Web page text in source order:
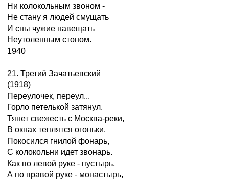
Ни колокольным звоном -
Не стану я людей смущать
И сны чужие навещать
Неутоленным стоном.
1940
21. Третий Зачатьевский
(1918)
Переулочек, переул...
Горло петелькой затянул.
Тянет свежесть с Москва-реки,
В окнах теплятся огоньки.
Покосился гнилой фонарь,
С колокольни идет звонарь.
Как по левой руке - пустырь,
А по правой руке - монастырь,